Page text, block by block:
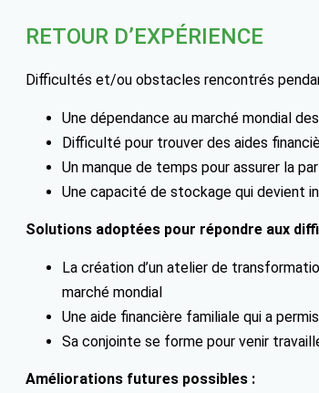
RETOUR D’EXPÉRIENCE
Difficultés et/ou obstacles rencontrés
Une dépendance au marché mondial
Difficulté pour trouver des aides
Un manque de temps pour assurer la
Une capacité de stockage qui devient
Solutions adoptées pour répondre aux
La création d’un atelier de
marché mondial
Une aide financière familiale qui a
Sa conjointe se forme pour venir
Améliorations futures possibles :